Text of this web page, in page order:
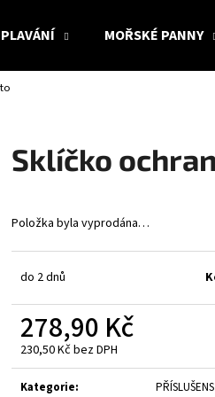
PLAVÁNÍ MOŘSKÉ PANNY
Sklíčko
Položka byla vyprodána…
do 2 dnů
278,90 Kč
230,50 Kč bez DPH
Měrná
cena:
Kategorie:
HLEDAT